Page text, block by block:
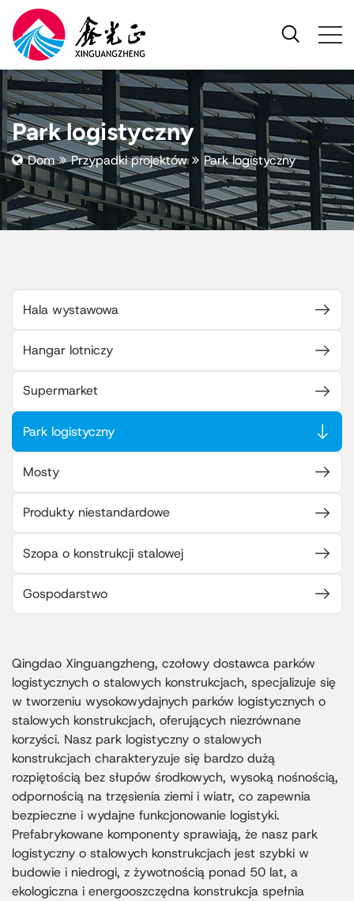
Park logistyczny
Dom Przypadki projektów Park logistyczny
Hala wystawowa
Hangar lotniczy
Supermarket
Park logistyczny
Mosty
Produkty niestandardowe
Szopa o konstrukcji stalowej
Gospodarstwo
Qingdao Xinguangzheng, czołowy dostawca parków
logistycznych o stalowych konstrukcjach, specjalizuje się
w tworzeniu wysokowydajnych parków logistycznych o
stalowych konstrukcjach, oferujących niezrównane
korzyści. Nasz park logistyczny o stalowych
konstrukcjach charakteryzuje się bardzo dużą
rozpiętością bez słupów środkowych, wysoką nośnością,
odpornością na trzęsienia ziemi i wiatr, co zapewnia
bezpieczne i wydajne funkcjonowanie logistyki.
Prefabrykowane komponenty sprawiają, że nasz park
logistyczny o stalowych konstrukcjach jest szybki w
budowie i niedrogi, z żywotnością ponad 50 lat, a
ekologiczna i energooszczędna konstrukcja spełnia